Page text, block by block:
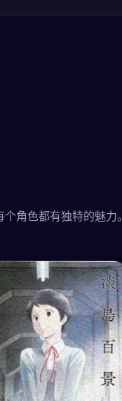
角色都有独特的魅力。
主角